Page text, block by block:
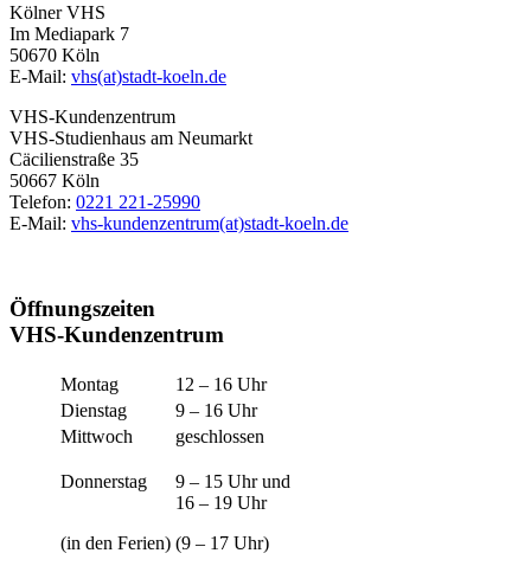
Kölner VHS
Im Mediapark 7
50670 Köln
E-Mail: vhs(at)stadt-koeln.de
VHS-Kundenzentrum
VHS-Studienhaus am Neumarkt
Cäcilienstraße 35
50667 Köln
Telefon: 0221 221-25990
E-Mail: vhs-kundenzentrum(at)stadt-koeln.de
Öffnungszeiten
VHS-Kundenzentrum
Montag
12 – 16 Uhr
Dienstag
9 – 16 Uhr
Mittwoch
geschlossen
Donnerstag
(in den Ferien)
9 – 15 Uhr und
16 – 19 Uhr
(9 – 17 Uhr)